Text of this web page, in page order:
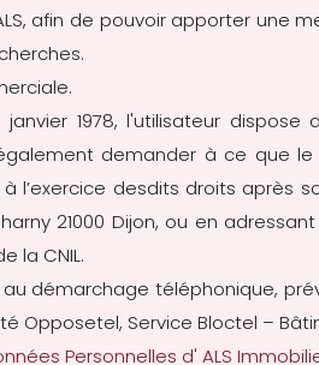
afin de pouvoir apporter une
1978, l'utilisateur
demander à ce que
l’exercice desdits droits
21000 Dijon, ou en
la CNIL.
démarchage téléphonique,
Opposetel, Service Bloctel –
Personnelles d' ALS